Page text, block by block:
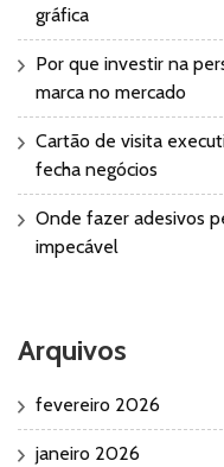
gráfica
Por que investir na
marca no mercado
Cartão de visita
fecha negócios
Onde fazer adesivos
impecável
Arquivos
fevereiro 2026
janeiro 2026